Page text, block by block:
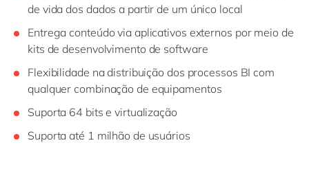
de vida dos dados a partir de um único local
Entrega conteúdo via aplicativos externos por meio de
kits de desenvolvimento de software
Flexibilidade na distribuição dos processos BI com
qualquer combinação de equipamentos
Suporta 64 bits e virtualização
Suporta até 1 milhão de usuários